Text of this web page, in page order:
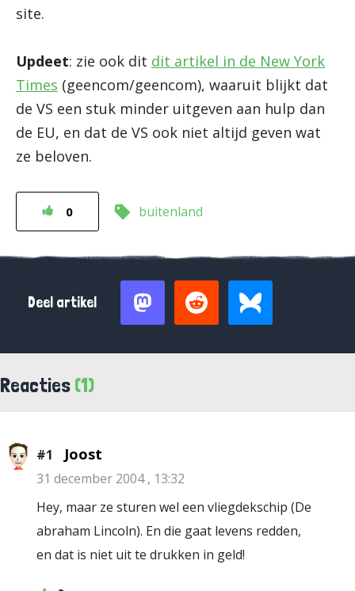
site.
Updeet: zie ook dit dit artikel in de New York
Times (geencom/geencom), waaruit blijkt dat
de VS een stuk minder uitgeven aan hulp dan
de EU, en dat de VS ook niet altijd geven wat
ze beloven.
0 buitenland
Deel artikel
Reacties (1)
#1 Joost
31 december 2004 , 13:32
Hey, maar ze sturen wel een vliegdekschip (De
abraham Lincoln). En die gaat levens redden,
en dat is niet uit te drukken in geld!